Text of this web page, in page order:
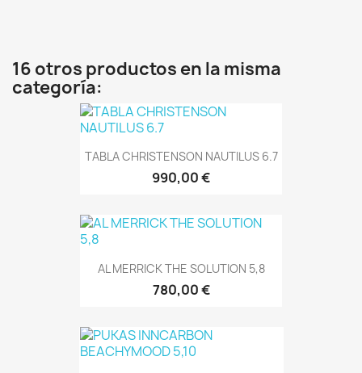
16 otros productos en la misma
categoría:
TABLA CHRISTENSON NAUTILUS 6.7
990,00 €
AL MERRICK THE SOLUTION 5,8
780,00 €